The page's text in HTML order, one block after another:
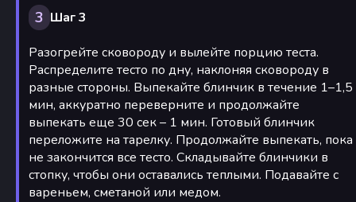
3 Шаг 3
Разогрейте сковороду и вылейте порцию теста.
Распределите тесто по дну, наклоняя сковороду в
разные стороны. Выпекайте блинчик в течение 1–1,5
мин, аккуратно переверните и продолжайте
выпекать еще 30 сек – 1 мин. Готовый блинчик
переложите на тарелку. Продолжайте выпекать, пока
не закончится все тесто. Складывайте блинчики в
стопку, чтобы они оставались теплыми. Подавайте с
вареньем, сметаной или медом.